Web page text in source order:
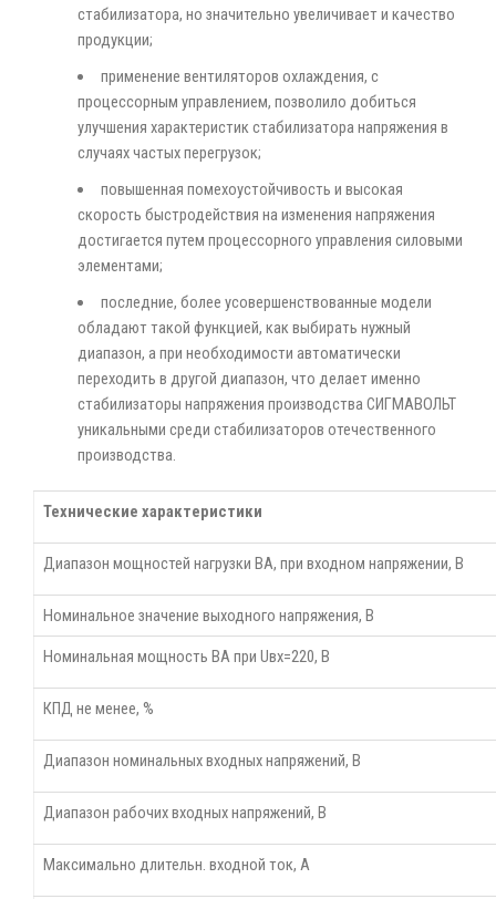
стабилизатора, но значительно увеличивает и качество
продукции;
применение вентиляторов охлаждения, с
процессорным управлением, позволило добиться
улучшения характеристик стабилизатора напряжения в
случаях частых перегрузок;
повышенная помехоустойчивость и высокая
скорость быстродействия на изменения напряжения
достигается путем процессорного управления силовыми
элементами;
последние, более усовершенствованные модели
обладают такой функцией, как выбирать нужный
диапазон, а при необходимости автоматически
переходить в другой диапазон, что делает именно
стабилизаторы напряжения производства СИГМАВОЛЬТ
уникальными среди стабилизаторов отечественного
производства.
Технические характеристики
Диапазон мощностей нагрузки ВА, при входном напряжении, В
Номинальное значение выходного напряжения, В
Номинальная мощность ВА при Uвх=220, В
КПД не менее, %
Диапазон номинальных входных напряжений, В
Диапазон рабочих входных напряжений, В
Максимально длительн. входной ток, А